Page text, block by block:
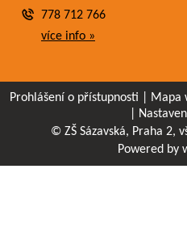
778 712 766
více info »
Prohlášení o přístupnosti Mapa
© ZŠ Sázavská, Praha 2,
Powered by